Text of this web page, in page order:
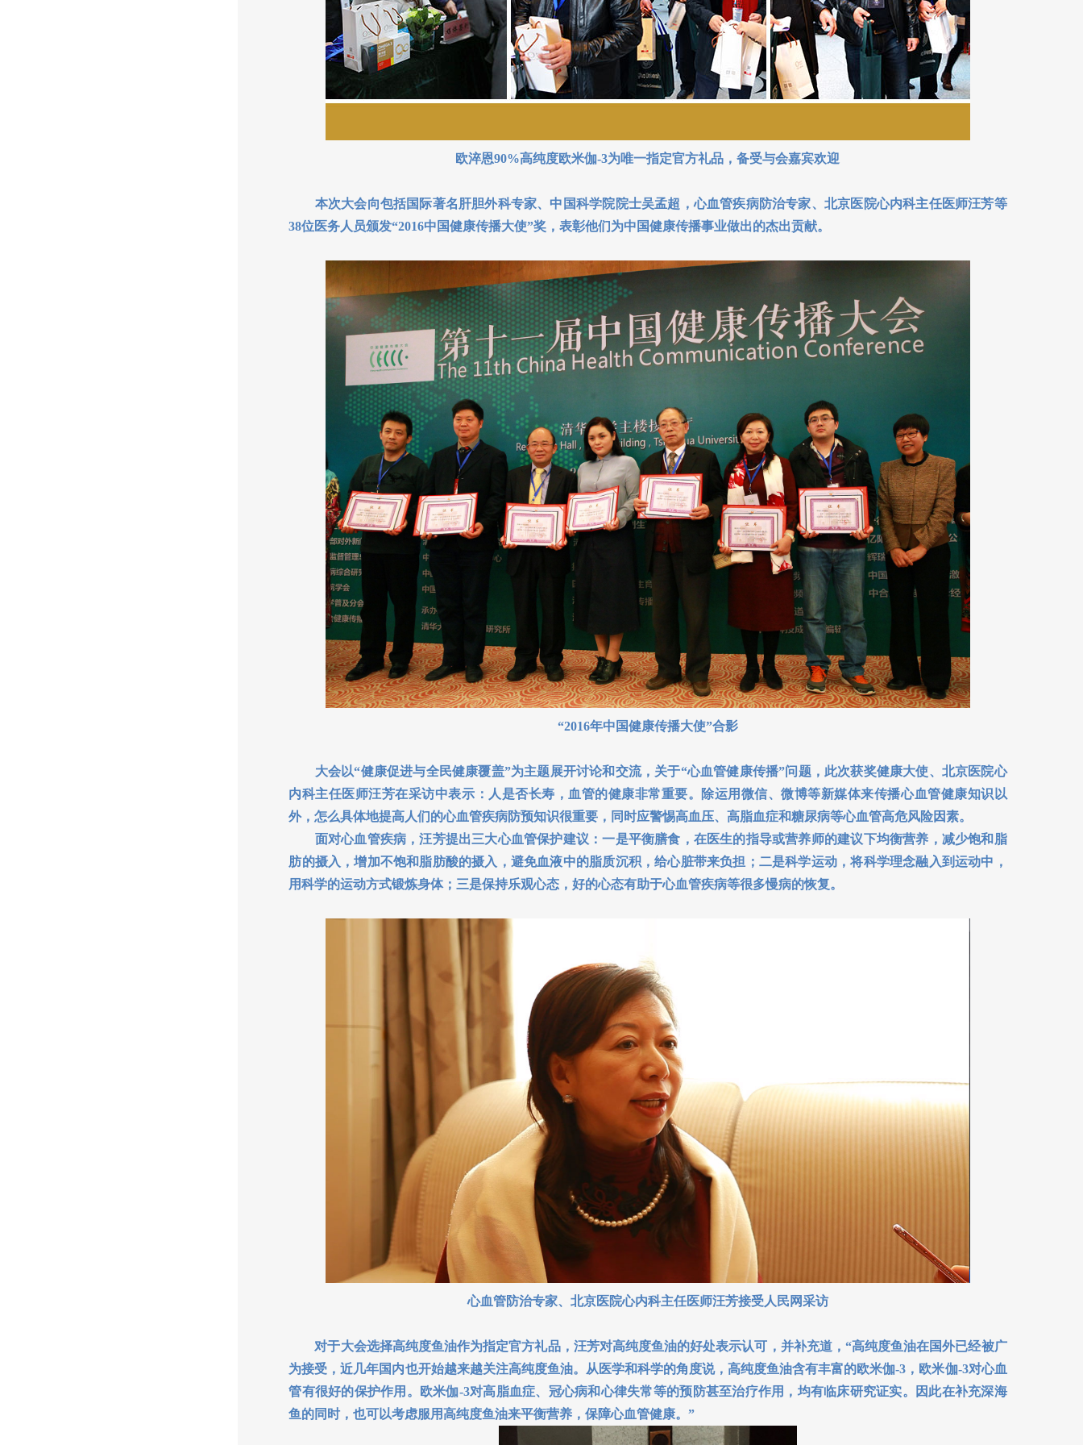
欧淬恩90%高纯度欧米伽-3为唯一指定官方礼品，备受与会嘉宾欢迎
本次大会向包括国际著名肝胆外科专家、中国科学院院士吴孟超，心血管疾病防治专家、北京医院心内科主任医师汪芳等
38位医务人员颁发“2016中国健康传播大使”奖，表彰他们为中国健康传播事业做出的杰出贡献。
“2016年中国健康传播大使”合影
大会以“健康促进与全民健康覆盖”为主题展开讨论和交流，关于“心血管健康传播”问题，此次获奖健康大使、北京医院心
内科主任医师汪芳在采访中表示：人是否长寿，血管的健康非常重要。除运用微信、微博等新媒体来传播心血管健康知识以
外，怎么具体地提高人们的心血管疾病防预知识很重要，同时应警惕高血压、高脂血症和糖尿病等心血管高危风险因素。
面对心血管疾病，汪芳提出三大心血管保护建议：一是平衡膳食，在医生的指导或营养师的建议下均衡营养，减少饱和脂
肪的摄入，增加不饱和脂肪酸的摄入，避免血液中的脂质沉积，给心脏带来负担；二是科学运动，将科学理念融入到运动中，
用科学的运动方式锻炼身体；三是保持乐观心态，好的心态有助于心血管疾病等很多慢病的恢复。
心血管防治专家、北京医院心内科主任医师汪芳接受人民网采访
对于大会选择高纯度鱼油作为指定官方礼品，汪芳对高纯度鱼油的好处表示认可，并补充道，“高纯度鱼油在国外已经被广
为接受，近几年国内也开始越来越关注高纯度鱼油。从医学和科学的角度说，高纯度鱼油含有丰富的欧米伽-3，欧米伽-3对心血
管有很好的保护作用。欧米伽-3对高脂血症、冠心病和心律失常等的预防甚至治疗作用，均有临床研究证实。因此在补充深海
鱼的同时，也可以考虑服用高纯度鱼油来平衡营养，保障心血管健康。”